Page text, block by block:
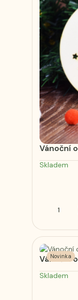
Vánoční
Skladem
Novinka
Vánoční
Skladem